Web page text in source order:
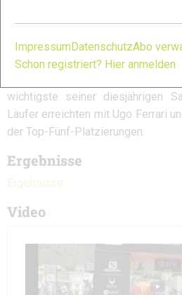
wurde in 10:11h Zweiter. Der
als Dritter in 10:14h. Reed war
Neuseeland und Spanien am Start,
wichtigste seiner diesjährigen
Läufer erreichten mit Ugo Ferrari
der Top-Fünf-Platzierungen.
Ergebnisse
Ergebnisse
Video
ImpressumDatenschutzAbo
Schon registriert? Hier anmelden